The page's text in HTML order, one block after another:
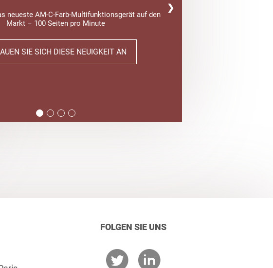
neueste AM-C-Farb-Multifunktionsgerät auf den
Markt – 100 Seiten pro Minute
SIE SICH DIESE NEUIGKEIT AN
❯
FOLGEN SIE UNS